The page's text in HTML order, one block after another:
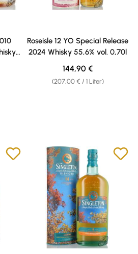
Roseisle 12 YO Special Release
2024 Whisky 55,6% vol. 0,70l
(207,00 € / 1 Liter)
Regulärer Preis:
144,90 €